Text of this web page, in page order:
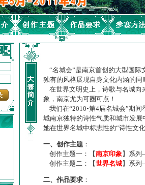
“名城会”是南京首创的大型国际
独有的风格展现自身文化内涵的
在世界文明史上，诗歌与名城向
象，南京尤为可圈可点！
我们在“2010•第4届名城会”期
城南京独特的诗性气质和城市发
她在世界名城中标志性的“诗性文
一、创作主题 ：
创作主题一：【南京印象】系
创作主题二：【世界名城】系
二、作品要求 ：